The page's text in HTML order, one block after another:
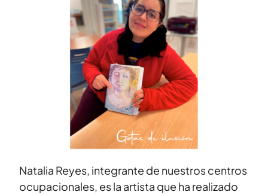
Natalia Reyes, integrante de nuestros centros
ocupacionales, es la artista que ha realizado